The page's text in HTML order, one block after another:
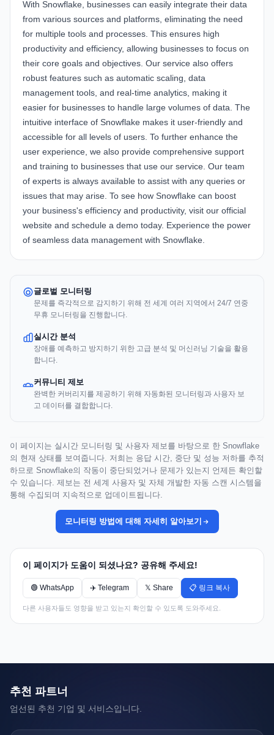
With Snowflake, businesses can easily integrate their data
from various sources and platforms, eliminating the need
for multiple tools and processes. This ensures high
productivity and efficiency, allowing businesses to focus on
their core goals and objectives. Our service also offers
robust features such as automatic scaling, data
management tools, and real-time analytics, making it
easier for businesses to handle large volumes of data. The
intuitive interface of Snowflake makes it user-friendly and
accessible for all levels of users. To further enhance the
user experience, we also provide comprehensive support
and training to businesses that use our service. Our team
of experts is always available to assist with any queries or
issues that may arise. To see how Snowflake can boost
your business's efficiency and productivity, visit our official
website and schedule a demo today. Experience the power
of seamless data management with Snowflake.
글로벌 모니터링
문제를 즉각적으로 감지하기 위해 전 세계 여러 지역에서 24/7 연중
무휴 모니터링을 진행합니다.
실시간 분석
장애를 예측하고 방지하기 위한 고급 분석 및 머신러닝 기술을 활용
합니다.
커뮤니티 제보
완벽한 커버리지를 제공하기 위해 자동화된 모니터링과 사용자 보
고 데이터를 결합합니다.
이 페이지는 실시간 모니터링 및 사용자 제보를 바탕으로 한 Snowflake
의 현재 상태를 보여줍니다. 저희는 응답 시간, 중단 및 성능 저하를 추적
하므로 Snowflake의 작동이 중단되었거나 문제가 있는지 언제든 확인할
수 있습니다. 제보는 전 세계 사용자 및 자체 개발한 자동 스캔 시스템을
통해 수집되며 지속적으로 업데이트됩니다.
모니터링 방법에 대해 자세히 알아보기
이 페이지가 도움이 되셨나요? 공유해 주세요!
🟢 WhatsApp ✈️ Telegram 𝕏 Share 📋 링크 복사
다른 사용자들도 영향을 받고 있는지 확인할 수 있도록 도와주세요.
추천 파트너
엄선된 추천 기업 및 서비스입니다.